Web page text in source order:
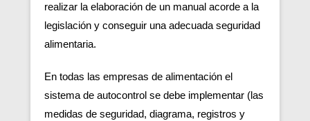
realizar la elaboración de un manual acorde a la
legislación y conseguir una adecuada seguridad
alimentaria.
En todas las empresas de alimentación el
sistema de autocontrol se debe implementar (las
medidas de seguridad, diagrama, registros y